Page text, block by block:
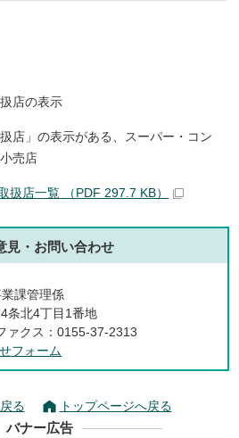
店の表示
店」の表示がある、スーパー・コン
売店
扱店一覧 （PDF 297.7 KB）
見・お問い合わせ
課管理係
条北4丁目1番地
クス：0155-37-2313
フォーム
る トップページへ戻る
バナー広告